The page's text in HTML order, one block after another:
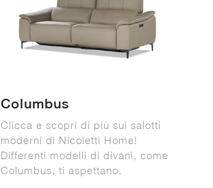
Columbus
Clicca e scopri di più sui salotti
moderni di Nicoletti Home!
Differenti modelli di divani, come
Columbus, ti aspettano.